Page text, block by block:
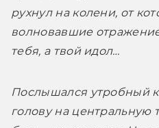
рухнул на колени, от
волновавшие
тебя, а твой идол…
Послышался утробный
голову на центральную